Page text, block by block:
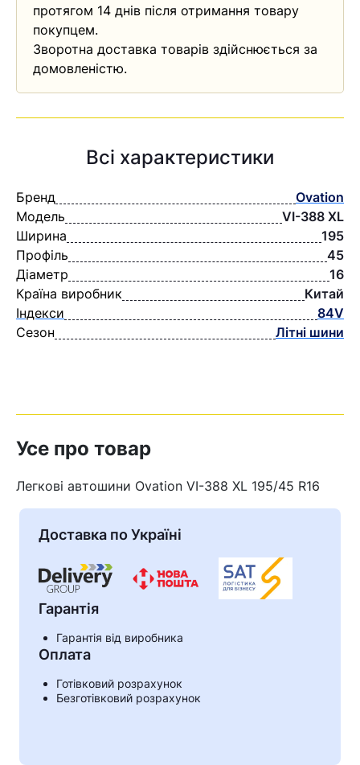
Кошик
протягом 14 днів після отримання товару
покупцем.
Зворотна доставка товарів здійснюється за
домовленістю.
Всі характеристики
Бренд
Ovation
Модель
VI-388 XL
Ширина
195
Профіль
45
Діаметр
16
Країна виробник
Китай
Індекси
84V
Сезон
Літні шини
Усе про товар
Легкові автошини Ovation VI-388 XL 195/45 R16
Доставка по Україні
Гарантія
Гарантія від виробника
Оплата
Готівковий розрахунок
Безготівковий розрахунок